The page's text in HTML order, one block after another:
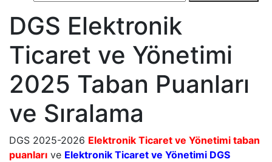
DGS Elektronik
Ticaret ve Yönetimi
2025 Taban Puanları
ve Sıralama
DGS 2025-2026 Elektronik Ticaret ve Yönetimi taban
puanları ve Elektronik Ticaret ve Yönetimi DGS